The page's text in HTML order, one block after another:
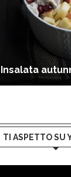
Insalata
TI ASPETTO SU